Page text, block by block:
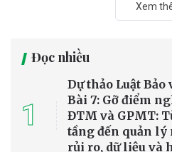
Xem
Đọc nhiều
1
Dự thảo Luật
Bài 7: Gỡ điểm
ĐTM và GPMT:
tầng đến quản
rủi ro, dữ liệu và